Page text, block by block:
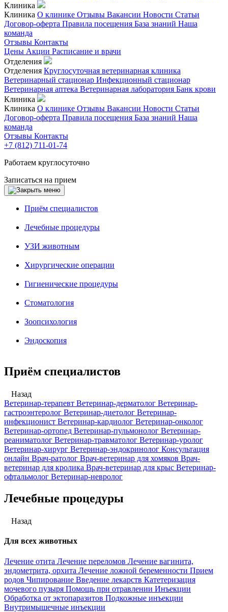
Клиника
Клиника О клинике Отзывы Вакансии Новости Статьи
Договор-оферта Правила посещения База знаний Наша
команда
Отзывы Контакты
Цены Акции Расписание и врачи
Отделения
Отделения Круглосуточная ветеринарная клиника
Ветеринарный стационар Инфекционный стационар
Ветеринарная аптека Ветеринарная лаборатория Банк крови
Клиника
Клиника О клинике Отзывы Вакансии Новости Статьи
Договор-оферта Правила посещения База знаний Наша
команда
Отзывы Контакты
+7 (812) 711-01-74
Работаем круглосуточно
Записаться на прием
Приём специалистов
Лечебные процедуры
УЗИ животным
Хирургические операции
Гигиенические процедуры
Стоматология
Зоопсихология
Эндоскопия
Приём специалистов
Назад
Ветеринар-терапевт Ветеринар-дерматолог Ветеринар-
гастроэнтеролог Ветеринар-диетолог Ветеринар-
инфекционист Ветеринар-кардиолог Ветеринар-онколог
Ветеринар-ортопед Ветеринар-пульмонолог Ветеринар-
реаниматолог Ветеринар-травматолог Ветеринар-уролог
Ветеринар-хирург Ветеринар-эндокринолог Консультация
онлайн Врач-ратолог Врач-ветеринар для хомяков Врач-
ветеринар для кролика Врач-ветеринар для крыс Ветеринар-
офтальмолог Ветеринар-невролог
Лечебные процедуры
Назад
Для всех животных
Лечение отита Лечение переломов Лечение вагинита,
эндометрита, орхита Лечение ложной беременности Прием
родов Чипирование Введение лекарств Катетеризация
мочевого пузыря Помощь при отравлении Инъекции
Обработка от эктопаразитов Подкожные инъекции
Внутримышечные инъекции